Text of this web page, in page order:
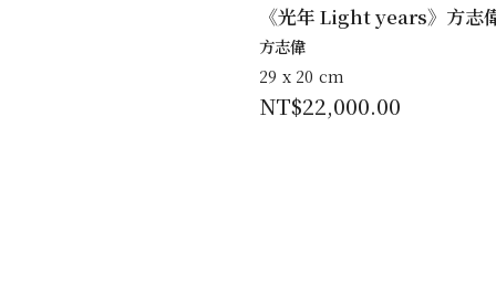
《光年 Light years》方志
方志偉
29 x 20 cm
NT$22,000.00